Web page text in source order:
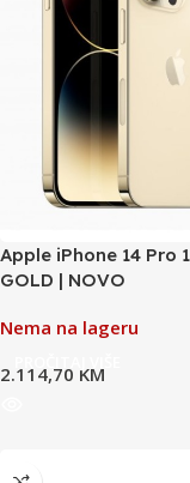
Apple iPhone 14 Pro
GOLD | NOVO
Nema na lageru
2.114,70 KM